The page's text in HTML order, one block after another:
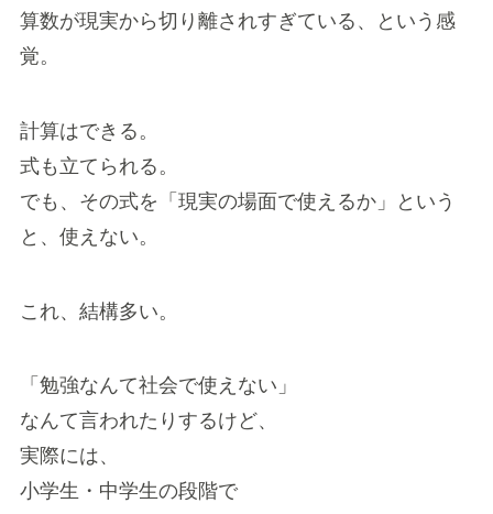
算数が現実から切り離されすぎている、という感
覚。
計算はできる。
式も立てられる。
でも、その式を「現実の場面で使えるか」という
と、使えない。
これ、結構多い。
「勉強なんて社会で使えない」
なんて言われたりするけど、
実際には、
小学生・中学生の段階で